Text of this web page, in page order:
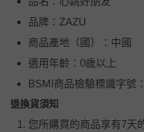
品牌：ZAZU
商品產地（國）：中國
適用年齡：0歲以上
BSMI商品檢驗標識字號
退換貨須知
您所購買的商品享有7天